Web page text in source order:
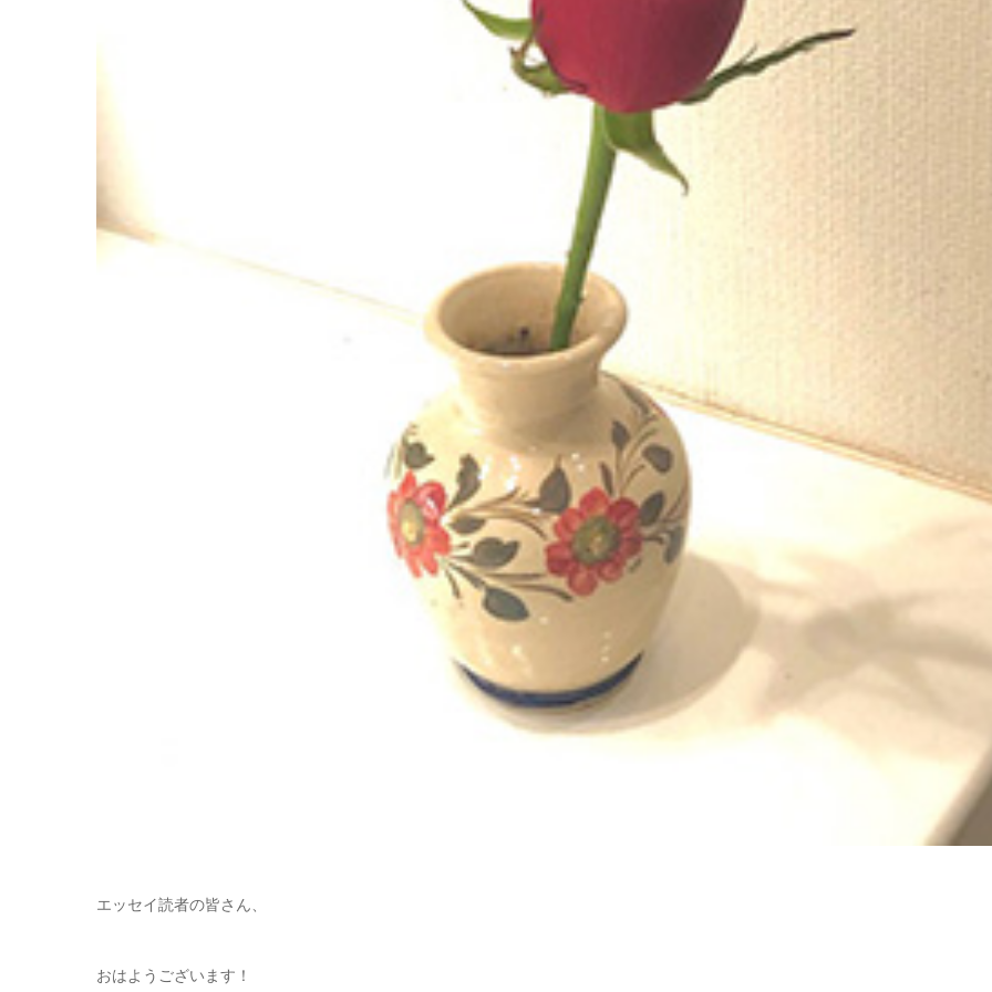
エッセイ読者の皆さん、
おはようございます！